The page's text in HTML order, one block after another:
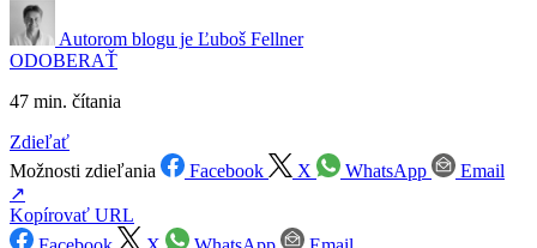
Autorom blogu je Ľuboš Fellner
ODOBERAŤ
47 min. čítania
Zdieľať
Možnosti zdieľania
Facebook X WhatsApp
Email
↗
Kopírovať URL